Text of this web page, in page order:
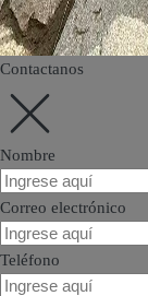
Contactanos
Nombre
Correo electrónico
Teléfono